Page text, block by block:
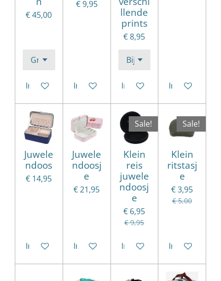
€ 45,00
In winkelwagen
€ 9,95
In winkelwagen
llende
prints
€ 8,95
In winkelwagenIn
Juwele
ndoos
€ 14,95
In winkelwagen
Juwele
ndoosj
e
€ 21,95
In winkelwagen
Sale!
Klein
reis
juwele
ndoosj
e
€ 6,95
€ 9,95
In winkelwagen
Sale!
Klein
ritstasj
e
€ 3,95
€ 5,00
In